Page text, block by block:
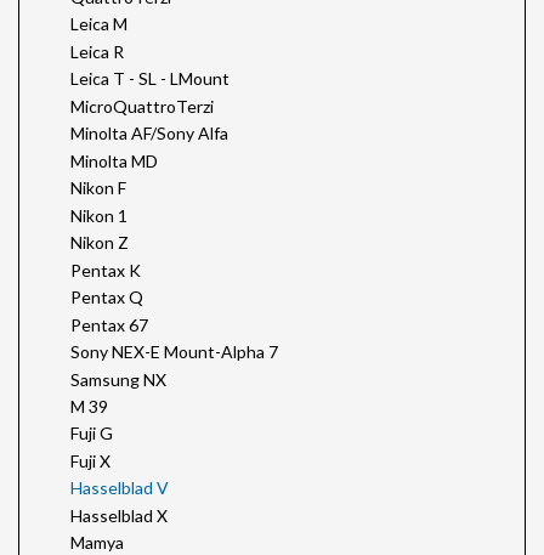
Leica M
Leica R
Leica T - SL - LMount
MicroQuattroTerzi
Minolta AF/Sony Alfa
Minolta MD
Nikon F
Nikon 1
Nikon Z
Pentax K
Pentax Q
Pentax 67
Sony NEX-E Mount-Alpha 7
Samsung NX
M 39
Fuji G
Fuji X
Hasselblad V
Hasselblad X
Mamya